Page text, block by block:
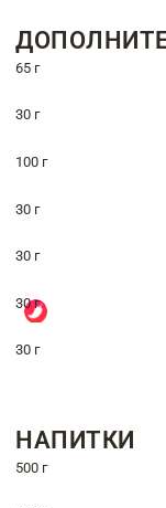
65 г
30 г
100 г
30 г
30 г
30 г
30 г
НАПИТКИ
500 г